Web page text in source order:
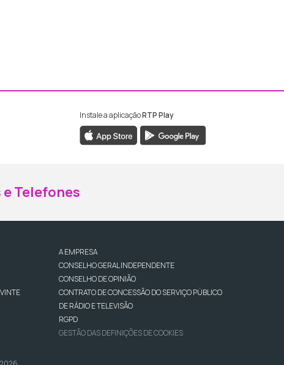
da RTP Madeira
da RTP Madeira
Instale a aplicaçãoRTP Play
e Telefones
A EMPRESA
CONSELHO GERAL INDEPENDENTE
CONSELHO DE OPINIÃO
CONTRATO DE CONCESSÃO DO SERVIÇO PÚBLICO
DE RÁDIO E TELEVISÃO
RGPD
GESTÃO DAS DEFINIÇÕES DE COOKIES